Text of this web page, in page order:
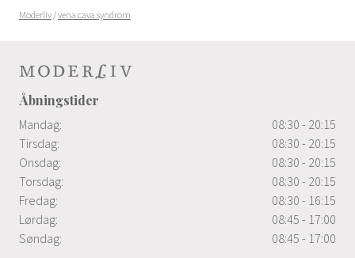
Moderliv/vena cava syndrom
Åbningstider
Mandag:
08:30 - 20:15
Tirsdag:
08:30 - 20:15
Onsdag:
08:30 - 20:15
Torsdag:
08:30 - 20:15
Fredag:
08:30 - 16:15
Lørdag:
08:45 - 17:00
Søndag:
08:45 - 17:00